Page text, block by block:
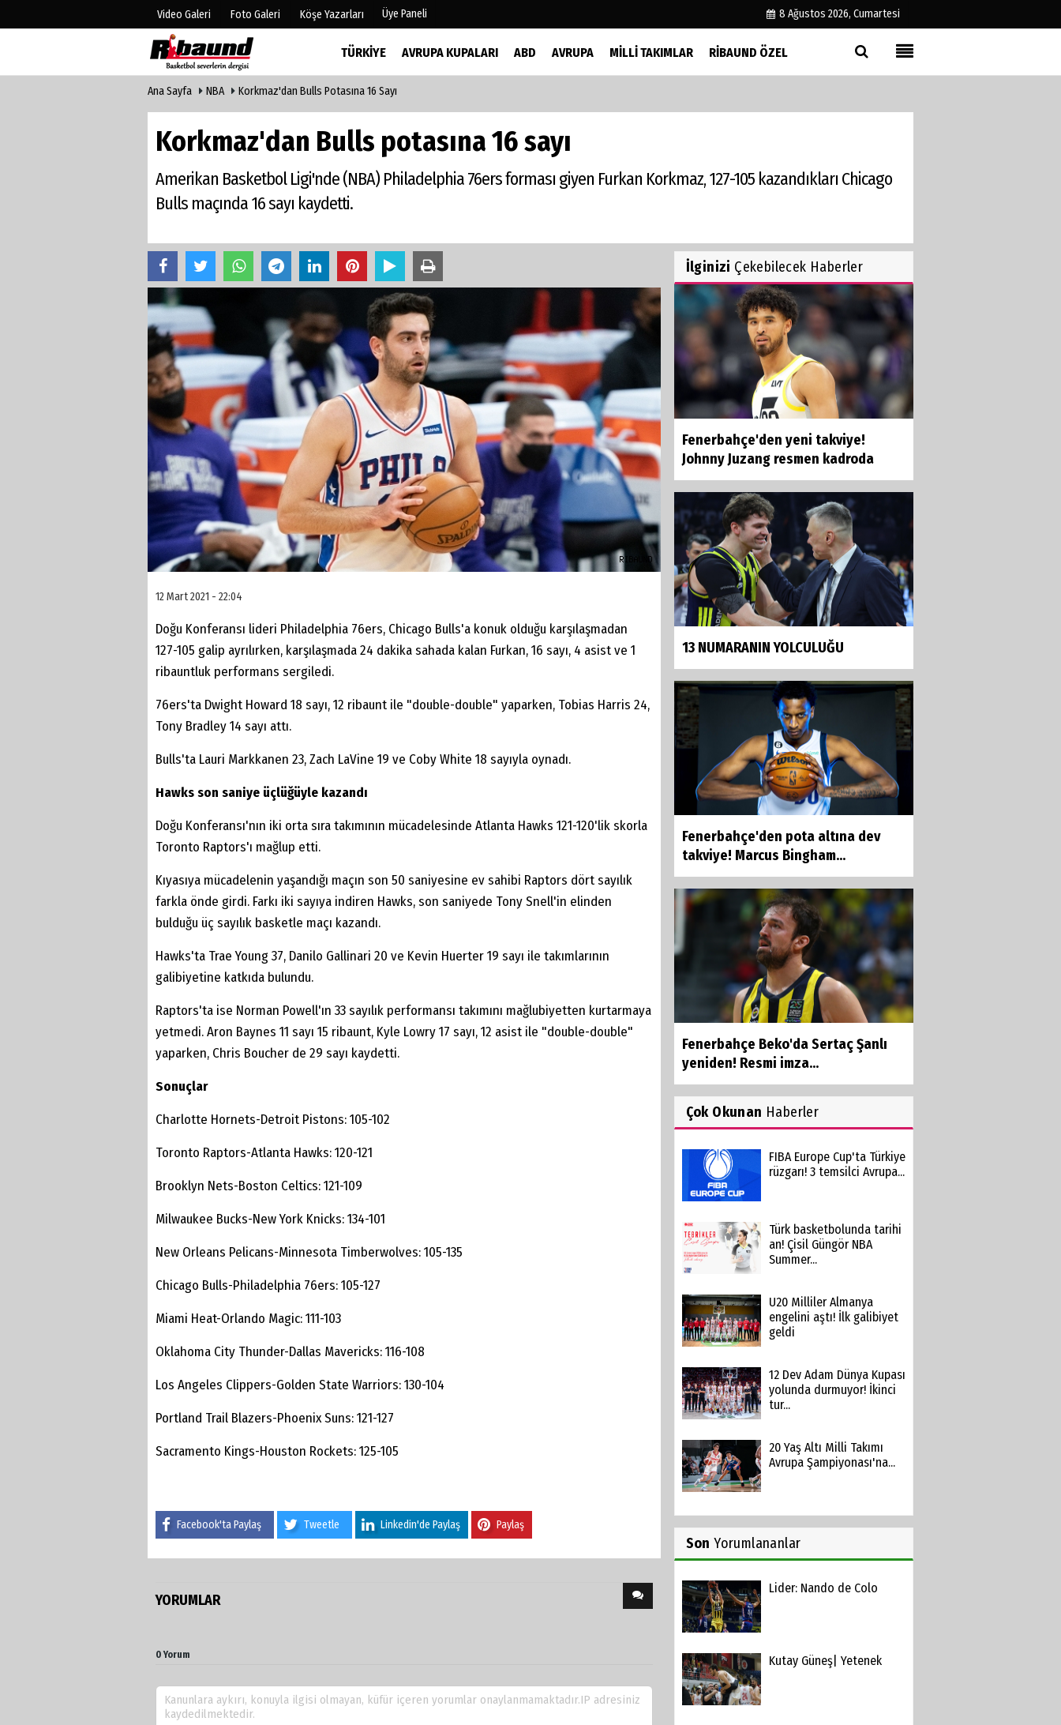
Video Galeri Foto Galeri Köşe Yazarları Üye Paneli 8 Ağustos 2026, Cumartesi
TÜRKIYE AVRUPA KUPALARI ABD AVRUPA MILLI TAKIMLAR RIBAUND ÖZEL
Hava Durumu
Anketler
Foto Galeri
Ana Sayfa NBA Korkmaz'dan Bulls Potasına 16 Sayı
Korkmaz'dan Bulls potasına 16 sayı
Amerikan Basketbol Ligi'nde (NBA) Philadelphia 76ers forması giyen Furkan Korkmaz, 127-105 kazandıkları Chicago
Bulls maçında 16 sayı kaydetti.
12 Mart 2021 - 22:04
Doğu Konferansı lideri Philadelphia 76ers, Chicago Bulls'a konuk olduğu karşılaşmadan
127-105 galip ayrılırken, karşılaşmada 24 dakika sahada kalan Furkan, 16 sayı, 4 asist ve 1
ribauntluk performans sergiledi.
76ers'ta Dwight Howard 18 sayı, 12 ribaunt ile "double-double" yaparken, Tobias Harris 24,
Tony Bradley 14 sayı attı.
Bulls'ta Lauri Markkanen 23, Zach LaVine 19 ve Coby White 18 sayıyla oynadı.
Hawks son saniye üçlüğüyle kazandı
Doğu Konferansı'nın iki orta sıra takımının mücadelesinde Atlanta Hawks 121-120'lik skorla
Toronto Raptors'ı mağlup etti.
Kıyasıya mücadelenin yaşandığı maçın son 50 saniyesine ev sahibi Raptors dört sayılık
farkla önde girdi. Farkı iki sayıya indiren Hawks, son saniyede Tony Snell'in elinden
bulduğu üç sayılık basketle maçı kazandı.
Hawks'ta Trae Young 37, Danilo Gallinari 20 ve Kevin Huerter 19 sayı ile takımlarının
galibiyetine katkıda bulundu.
Raptors'ta ise Norman Powell'ın 33 sayılık performansı takımını mağlubiyetten kurtarmaya
yetmedi. Aron Baynes 11 sayı 15 ribaunt, Kyle Lowry 17 sayı, 12 asist ile "double-double"
yaparken, Chris Boucher de 29 sayı kaydetti.
Sonuçlar
Charlotte Hornets-Detroit Pistons: 105-102
Toronto Raptors-Atlanta Hawks: 120-121
Brooklyn Nets-Boston Celtics: 121-109
Milwaukee Bucks-New York Knicks: 134-101
New Orleans Pelicans-Minnesota Timberwolves: 105-135
Chicago Bulls-Philadelphia 76ers: 105-127
Miami Heat-Orlando Magic: 111-103
Oklahoma City Thunder-Dallas Mavericks: 116-108
Los Angeles Clippers-Golden State Warriors: 130-104
Portland Trail Blazers-Phoenix Suns: 121-127
Sacramento Kings-Houston Rockets: 125-105
Facebook'ta Paylaş Tweetle Linkedin'de Paylaş Paylaş
YORUMLAR
0 Yorum
İlginizi Çekebilecek Haberler
Fenerbahçe'den yeni takviye!
Johnny Juzang resmen kadroda
13 NUMARANIN YOLCULUĞU
Fenerbahçe'den pota altına dev
takviye! Marcus Bingham...
Fenerbahçe Beko'da Sertaç Şanlı
yeniden! Resmi imza...
Çok Okunan Haberler
FIBA Europe Cup'ta Türkiye
rüzgarı! 3 temsilci Avrupa...
Türk basketbolunda tarihi
an! Çisil Güngör NBA
Summer...
U20 Milliler Almanya
engelini aştı! İlk galibiyet
geldi
12 Dev Adam Dünya Kupası
yolunda durmuyor! İkinci
tur...
20 Yaş Altı Milli Takımı
Avrupa Şampiyonası'na...
Son Yorumlananlar
Lider: Nando de Colo
Kutay Güneş| Yetenek